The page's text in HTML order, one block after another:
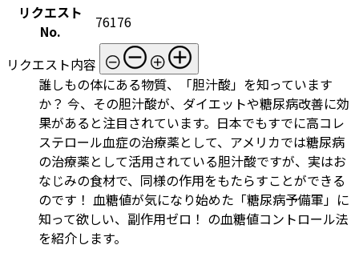
リクエスト
No.
76176
リクエスト内容
誰しもの体にある物質、「胆汁酸」を知っています
か？ 今、その胆汁酸が、ダイエットや糖尿病改善に効
果があると注目されています。日本でもすでに高コレ
ステロール血症の治療薬として、アメリカでは糖尿病
の治療薬として活用されている胆汁酸ですが、実はお
なじみの食材で、同様の作用をもたらすことができる
のです！ 血糖値が気になり始めた「糖尿病予備軍」に
知って欲しい、副作用ゼロ！ の血糖値コントロール法
を紹介します。